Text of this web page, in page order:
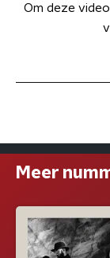
Om deze
Meer